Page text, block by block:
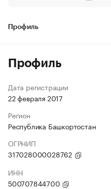
Профиль
Профиль
Дата регистрации
22 февраля 2017
Регион
Республика Башкортостан
ОГРНИП
317028000028762
ИНН
500707844700